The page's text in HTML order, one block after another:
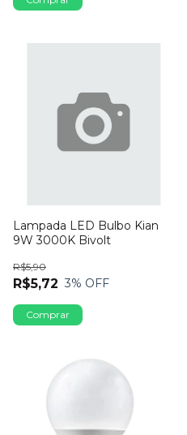
Lampada LED Bulbo Kian
9W 3000K Bivolt
R$5,72
R$5,90
3% OFF